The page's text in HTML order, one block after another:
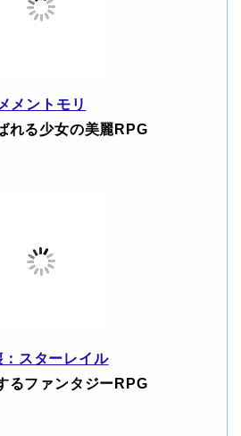
メメントモリ
れる少女の美麗RPG
：スターレイル
るファンタジーRPG